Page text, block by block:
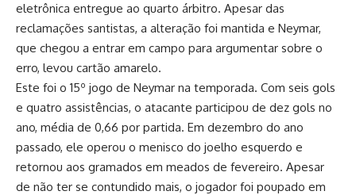
eletrônica entregue ao quarto árbitro. Apesar das
reclamações santistas, a alteração foi mantida e Neymar,
que chegou a entrar em campo para argumentar sobre o
erro, levou cartão amarelo.
Este foi o 15º jogo de Neymar na temporada. Com seis gols
e quatro assistências, o atacante participou de dez gols no
ano, média de 0,66 por partida. Em dezembro do ano
passado, ele operou o menisco do joelho esquerdo e
retornou aos gramados em meados de fevereiro. Apesar
de não ter se contundido mais, o jogador foi poupado em